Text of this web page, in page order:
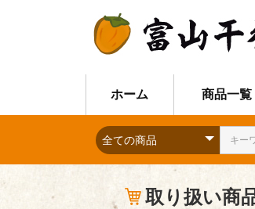
ホーム 商品一覧
取り扱い商